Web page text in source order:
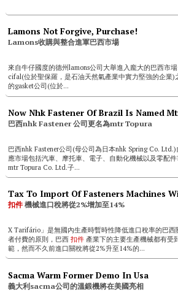
Lamons Not Forgive, Purchase!
Lamons收購與整合進軍巴西市場
來自牛仔國度的德州lamons公司大舉進入龐大的巴西市
cifal(位於聖保羅，是石油天然氣產業中實力堅強的企業)
的gasket公司(位於...
Now Nhk Fastener Of Brazil Is Named
巴西nhk Fastener 公司更名為mtr Topura
巴西nhk Fastener公司(母公司為日本nhk Spring Co.
應市場包括汽車、摩托車、電子、自動化機械以及零配
mtr Topura Co. Ltd.子...
扣件機械進口稅將從2%增加至14%
X Tarifário」是無國內生產時暫時性降低進口稅率的巴
者付費的原則，巴西 扣件 產業下的主要生產機械都有受
範，然而不久前進口關稅將從2%升至14%的...
Sacma Warm Former Demo In Usa
義大利sacma公司的溫鍛機將在美國亮相